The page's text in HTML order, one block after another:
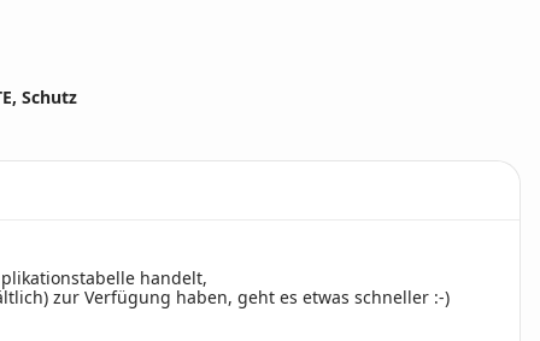
Schutz
handelt,
zur Verfügung haben, geht es etwas schneller :-)